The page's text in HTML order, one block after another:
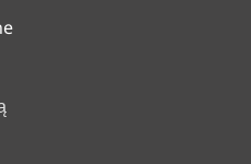
02
03
strategii
oraz pozycjonowania
i